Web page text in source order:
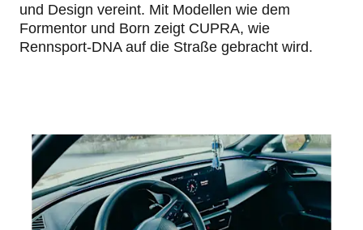
und Design vereint. Mit Modellen wie dem
Formentor und Born zeigt CUPRA, wie
Rennsport-DNA auf die Straße gebracht wird.